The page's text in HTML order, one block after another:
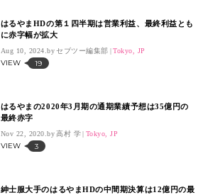
はるやまHDの第１四半期は営業利益、最終利益とも
に赤字幅が拡大
Aug 10, 2024. セブツー編集部 Tokyo, JP
VIEW 19
はるやまの2020年3月期の通期業績予想は35億円の
最終赤字
Nov 22, 2020. 高村 学 Tokyo, JP
VIEW 3
紳士服大手のはるやまHDの中間期決算は12億円の最